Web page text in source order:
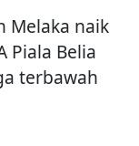
Melaka naik
Piala Belia
terbawah